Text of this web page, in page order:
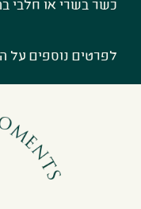
כשר בשרי או חלבי
לפרטים נוספים על